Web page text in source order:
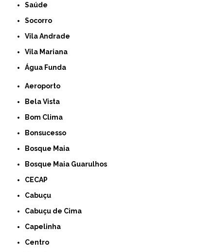
Saúde
Socorro
Vila Andrade
Vila Mariana
Água Funda
Aeroporto
Bela Vista
Bom Clima
Bonsucesso
Bosque Maia
Bosque Maia Guarulhos
CECAP
Cabuçu
Cabuçu de Cima
Capelinha
Centro